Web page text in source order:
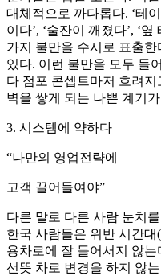
대체적으로 까다롭다. ‘테
이다’, ‘술잔이 깨졌다’, ‘
가지 불만을 수시로 표출
있다. 이런 불만을 모두 들
다 점포 콘셉트마저 흐려
벽을 쌓게 되는 나쁜 계기
3. 시스템에 약하다
“나만의 영업전략에
고객 끌어들여야”
다른 말로 다른 사람 눈치
한국 사람들은 위반 시간
용차로에 잘 들어서지 않
선뜻 차로 변경을 하지 않